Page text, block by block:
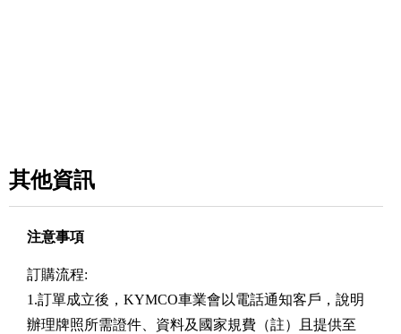
其他資訊
注意事項
訂購流程:
1.訂單成立後，KYMCO車業會以電話通知客戶，說明
辦理牌照所需證件、資料及國家規費（註）且提供至